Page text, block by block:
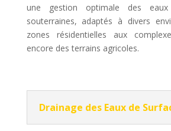
une gestion optimale des
souterraines, adaptés à divers
zones résidentielles aux
encore des terrains agricoles.
Drainage des Eaux de